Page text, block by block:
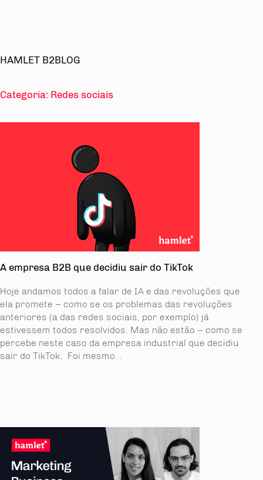
HAMLET B2BLOG
Categoria: Redes sociais
A empresa B2B que decidiu sair do TikTok
Hoje andamos todos a falar de IA e das revoluções que
ela promete – como se os proble­mas das revoluções
anteriores (a das redes sociais, por exemplo) já
estivessem todos resolvidos. Mas não estão – como se
percebe neste caso da empresa industrial que decidiu
sair do TikTok. Foi mesmo...